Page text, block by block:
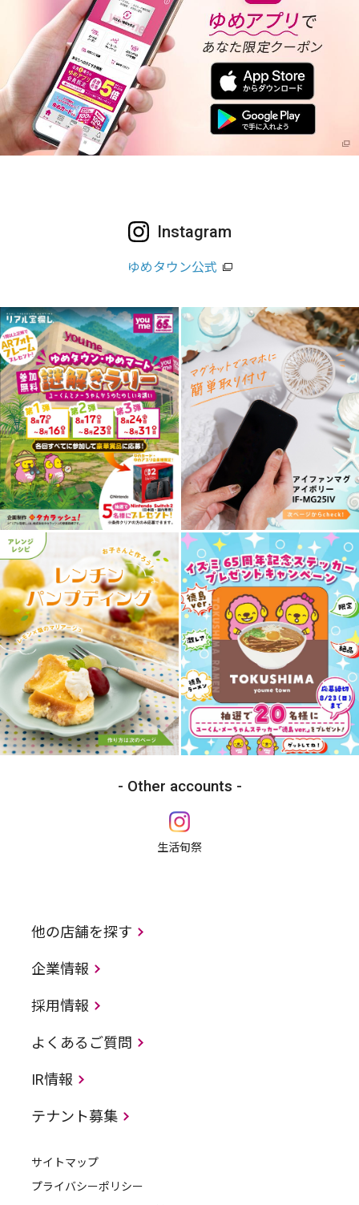
Instagram
ゆめタウン公式
Other accounts
生活旬祭
他の店舗を探す
企業情報
採用情報
よくあるご質問
IR情報
テナント募集
サイトマップ
プライバシーポリシー